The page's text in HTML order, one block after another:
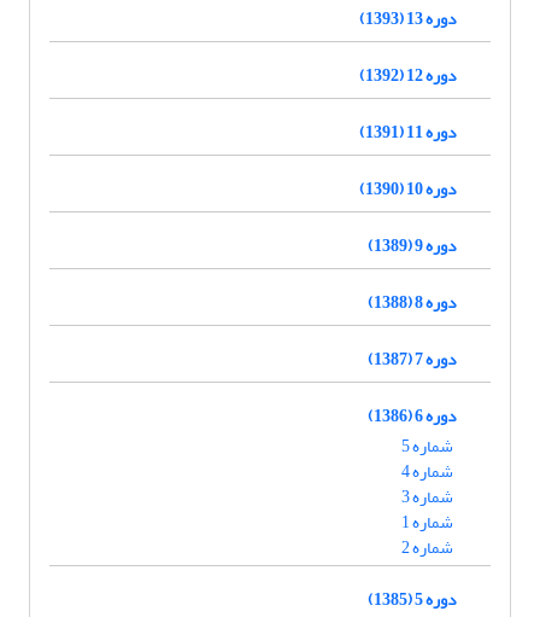
دوره 13 (1393)
دوره 12 (1392)
دوره 11 (1391)
دوره 10 (1390)
دوره 9 (1389)
دوره 8 (1388)
دوره 7 (1387)
دوره 6 (1386)
شماره 5
شماره 4
شماره 3
شماره 1
شماره 2
دوره 5 (1385)